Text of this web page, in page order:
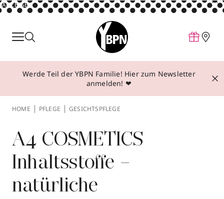
ANZEIGE
Parfum
Make-up
Behandlungen
Über YBPN
Aktionen
Storefinder
Werde Teil der YBPN Familie! Hier zum Newsletter
anmelden! ❤
HOME PFLEGE GESICHTSPFLEGE
A4 COSMETICS
Inhaltsstoffe –
natürliche